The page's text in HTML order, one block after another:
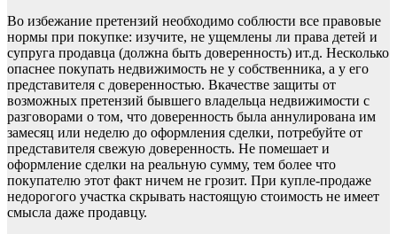
Во избежание претензий необходимо соблюсти все правовые
нормы при покупке: изучите, не ущемлены ли права детей и
супруга продавца (должна быть доверенность) ит.д. Несколько
опаснее покупать недвижимость не у собственника, а у его
представителя с доверенностью. Вкачестве защиты от
возможных претензий бывшего владельца недвижимости с
разговорами о том, что доверенность была аннулирована им
замесяц или неделю до оформления сделки, потребуйте от
представителя свежую доверенность. Не помешает и
оформление сделки на реальную сумму, тем более что
покупателю этот факт ничем не грозит. При купле-продаже
недорогого участка скрывать настоящую стоимость не имеет
смысла даже продавцу.